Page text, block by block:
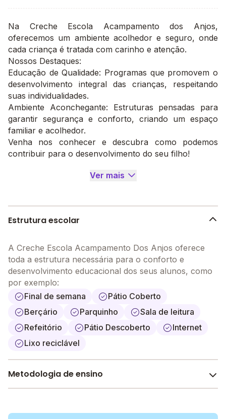
Na Creche Escola Acampamento dos Anjos,
oferecemos um ambiente acolhedor e seguro, onde
cada criança é tratada com carinho e atenção.
Nossos Destaques:
Educação de Qualidade: Programas que promovem o
desenvolvimento integral das crianças, respeitando
suas individualidades.
Ambiente Aconchegante: Estruturas pensadas para
garantir segurança e conforto, criando um espaço
familiar e acolhedor.
Venha nos conhecer e descubra como podemos
contribuir para o desenvolvimento do seu filho!
Ver mais
Estrutura escolar
A Creche Escola Acampamento Dos Anjos oferece
toda a estrutura necessária para o conforto e
desenvolvimento educacional dos seus alunos, como
por exemplo:
Final de semana
Pátio Coberto
Berçário
Parquinho
Sala de leitura
Refeitório
Pátio Descoberto
Internet
Lixo reciclável
Metodologia de ensino
A metodologia é um conjunto de métodos e práticas